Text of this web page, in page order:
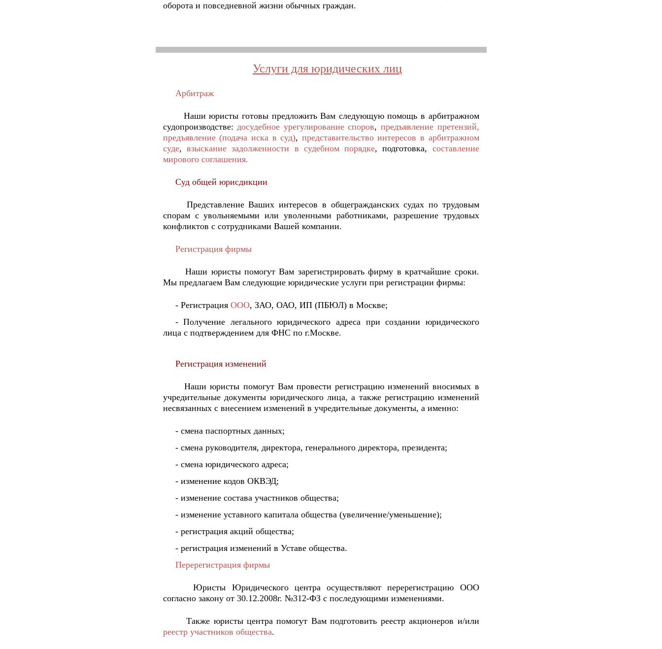
оборота и повседневной жизни обычных граждан.
Услуги для юридических лиц
Арбитраж
Наши юристы готовы предложить Вам следующую помощь в арбитражном
судопроизводстве:досудебное урегулирование споров,предъявление претензий,
предъявление (подача иска в суд), представительство интересов в арбитражном
суде, взыскание задолженности в судебном порядке, подготовка, составление
мирового соглашения.
Суд общей юрисдикции
Представление Ваших интересов в общегражданских судах по трудовым
спорам с увольняемыми или уволенными работниками, разрешение трудовых
конфликтов с сотрудниками Вашей компании.
Регистрация фирмы
Наши юристы помогут Вам зарегистрировать фирму в кратчайшие сроки.
Мы предлагаем Вам следующие юридические услуги при регистрации фирмы:
- Регистрация ООО, ЗАО, ОАО, ИП (ПБЮЛ) в Москве;
- Получение легального юридического адреса при создании юридического
лица с подтверждением для ФНС по г.Москве.
Регистрация изменений
Наши юристы помогут Вам провести регистрацию изменений вносимых в
учредительные документы юридического лица, а также регистрацию изменений
несвязанных с внесением изменений в учредительные документы, а именно:
- смена паспортных данных;
- смена руководителя, директора, генерального директора, президента;
- смена юридического адреса;
- изменение кодов ОКВЭД;
- изменение состава участников общества;
- изменение уставного капитала общества (увеличение/уменьшение);
- регистрация акций общества;
- регистрация изменений в Уставе общества.
Перерегистрация фирмы
Юристы Юридического центра осуществляют перерегистрацию ООО
согласно закону от 30.12.2008г. №312-ФЗ с последующими изменениями.
Также юристы центра помогут Вам подготовить реестр акционеров и/или
реестр участников общества.